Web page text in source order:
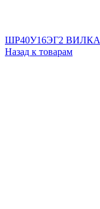
ШР40У16ЭГ2 ВИЛКА
Назад к товарам